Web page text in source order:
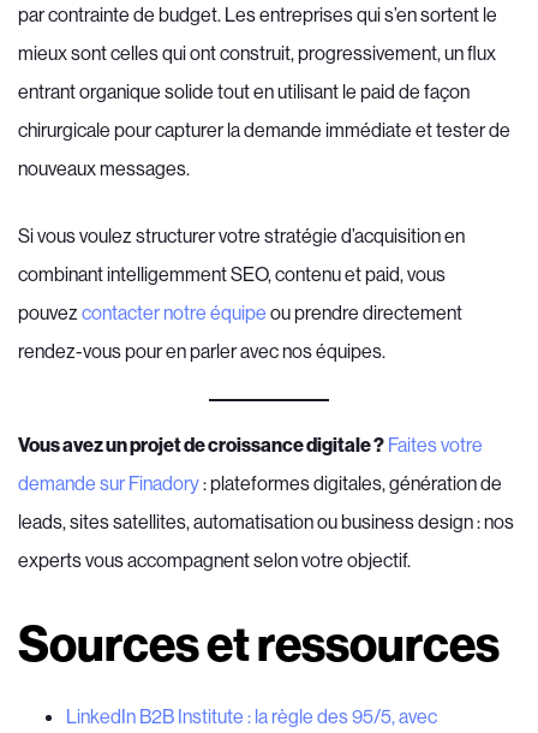
par contrainte de budget. Les entreprises qui s’en sortent le
mieux sont celles qui ont construit, progressivement, un flux
entrant organique solide tout en utilisant le paid de façon
chirurgicale pour capturer la demande immédiate et tester de
nouveaux messages.
Si vous voulez structurer votre stratégie d’acquisition en
combinant intelligemment SEO, contenu et paid, vous
pouvez contacter notre équipe ou prendre directement
rendez-vous pour en parler avec nos équipes.
Vous avez un projet de croissance digitale ? Faites votre
demande sur Finadory: plateformes digitales, génération de
leads, sites satellites, automatisation ou business design : nos
experts vous accompagnent selon votre objectif.
Sources et ressources
LinkedIn B2B Institute : la règle des 95/5, avec